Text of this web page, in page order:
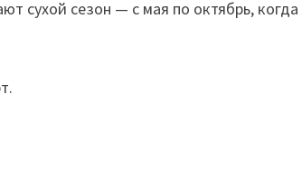
сухой сезон — с мая по октябрь,